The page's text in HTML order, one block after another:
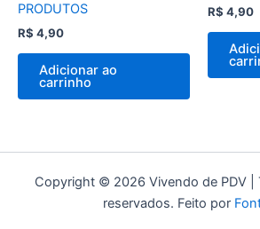
PRODUTOS
R$ 4,90
Adicionar ao
carrinho
R$ 4,90
Copyright © 2026 Vivendo de PDV |
reservados. Feito por